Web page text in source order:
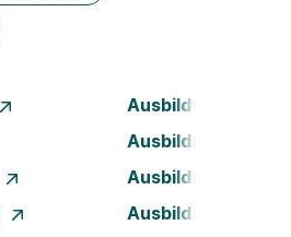
Ausbildung
Ausbildung
Ausbildung
Ausbildung